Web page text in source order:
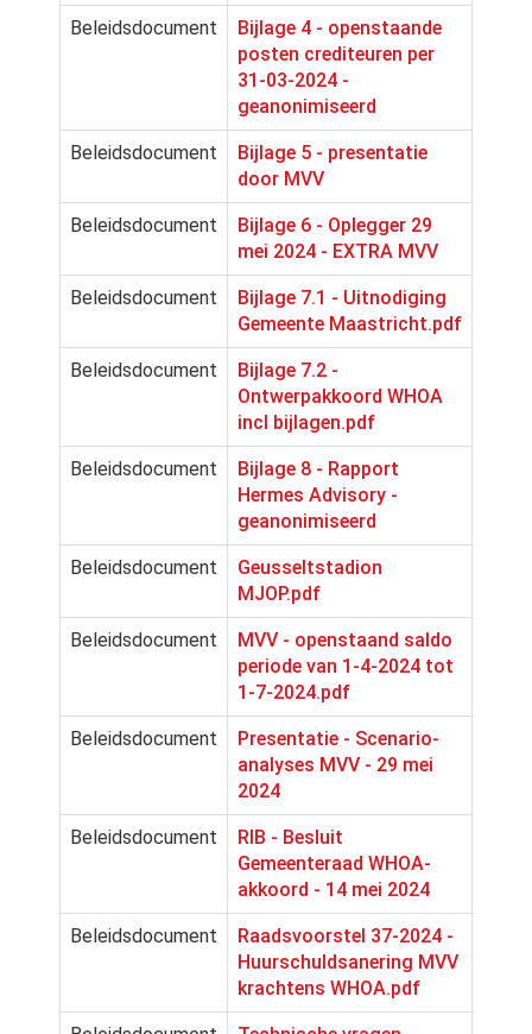
Beleidsdocument
Bijlage 4 - openstaande
posten crediteuren per
31-03-2024 -
geanonimiseerd
Beleidsdocument
Bijlage 5 - presentatie
door MVV
Beleidsdocument
Bijlage 6 - Oplegger 29
mei 2024 - EXTRA MVV
Beleidsdocument
Bijlage 7.1 - Uitnodiging
Gemeente Maastricht.pdf
Beleidsdocument
Bijlage 7.2 -
Ontwerpakkoord WHOA
incl bijlagen.pdf
Beleidsdocument
Bijlage 8 - Rapport
Hermes Advisory -
geanonimiseerd
Beleidsdocument
Geusseltstadion
MJOP.pdf
Beleidsdocument
MVV - openstaand saldo
periode van 1-4-2024 tot
1-7-2024.pdf
Beleidsdocument
Presentatie - Scenario-
analyses MVV - 29 mei
2024
Beleidsdocument
RIB - Besluit
Gemeenteraad WHOA-
akkoord - 14 mei 2024
Beleidsdocument
Raadsvoorstel 37-2024 -
Huurschuldsanering MVV
krachtens WHOA.pdf